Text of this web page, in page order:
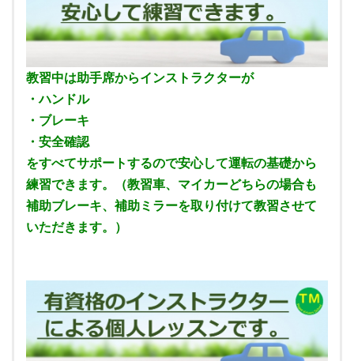
教習中は助手席からインストラクターが
・ハンドル
・ブレーキ
・安全確認
をすべてサポートするので安心して運転の基礎から
練習できます。（教習車、マイカーどちらの場合も
補助ブレーキ、補助ミラーを取り付けて教習させて
いただきます。）